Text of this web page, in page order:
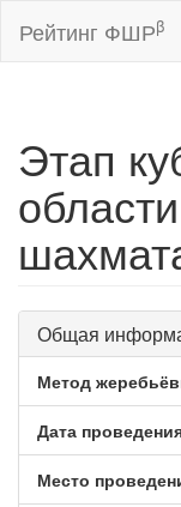
Рейтинг ФШРβ
Этап
Общая
Метод
Дата
Место